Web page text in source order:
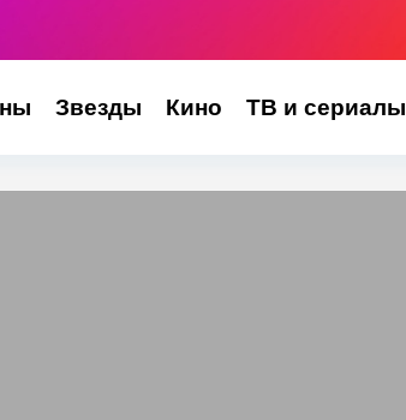
Звезды Кино ТВ и сериалы